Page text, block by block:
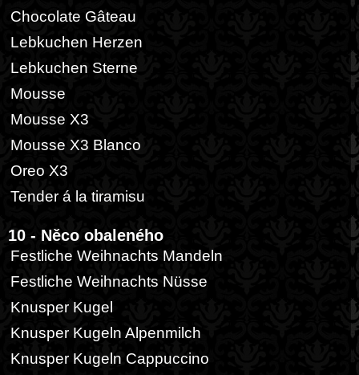
Chocolate Gâteau
Lebkuchen Herzen
Lebkuchen Sterne
Mousse
Mousse X3
Mousse X3 Blanco
Oreo X3
Tender á la tiramisu
10 - Něco obaleného
Festliche Weihnachts Mandeln
Festliche Weihnachts Nüsse
Knusper Kugel
Knusper Kugeln Alpenmilch
Knusper Kugeln Cappuccino